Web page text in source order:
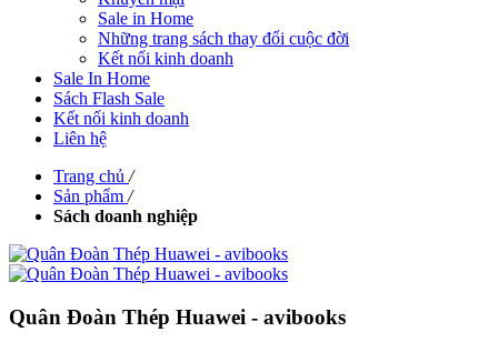
Sale in Home
Những trang sách thay đổi cuộc đời
Kết nối kinh doanh
Sale In Home
Sách Flash Sale
Kết nối kinh doanh
Liên hệ
Trang chủ /
Sản phẩm /
Sách doanh nghiệp
Quân Đoàn Thép Huawei - avibooks